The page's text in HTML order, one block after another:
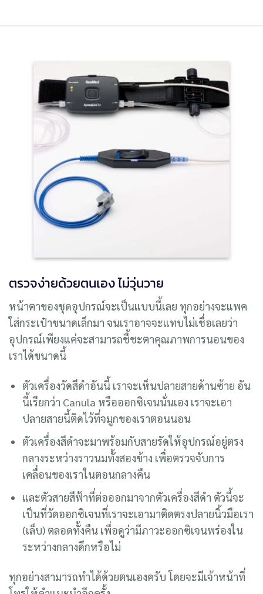
ตรวจง่ายด้วยตนเอง ไม่วุ่นวาย
หน้าตาของชุดอุปกรณ์จะเป็นแบบนี้เลย ทุกอย่างจะแพค
ใส่กระเป๋าขนาดเล็กมา จนเราอาจจะแทบไม่เชื่อเลยว่า
เราได้ขนาดนี้
ตัวเครื่องวัดสีดำอันนี้ เราจะเห็นปลายสายด้านซ้าย อัน
นี้เรียกว่า Canula หรือออกซิเจนนั่นเอง เราจะเอา
ปลายสายนี้ติดไว้ที่จมูกของเราตอนนอน
ตัวเครื่องสีดำจะมาพร้อมกับสายรัดให้อุปกรณ์อยู่ตรง
กลางระหว่างราวนมทั้งสองข้าง เพื่อตรวจจับการ
เคลื่อนของเราในตอนกลางคืน
และตัวสายสีฟ้าที่ต่อออกมาจากตัวเครื่องสีดำ ตัวนี้จะ
เป็นที่วัดออกซิเจนที่เราจะเอามาติดตรงปลายนิ้วมือเรา
ระหว่างกลางดึกหรือไม่